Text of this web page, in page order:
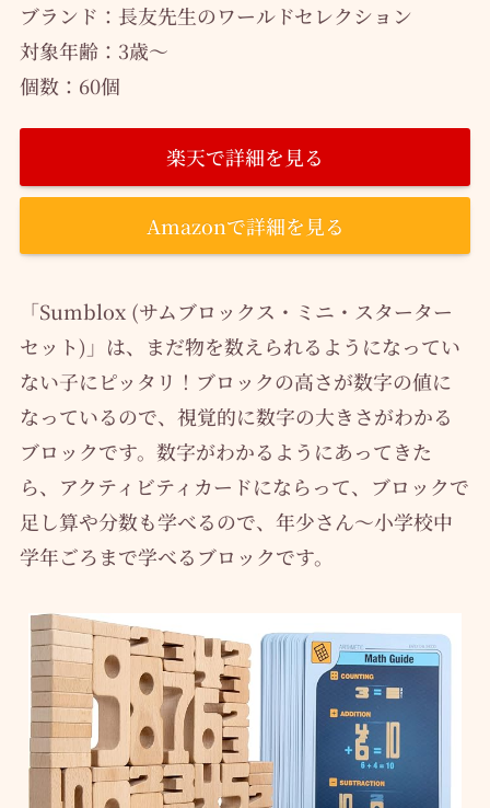
ブランド：長友先生のワールドセレクション
対象年齢：‎3歳～
個数：60個
楽天で詳細を見る
Amazonで詳細を見る
「Sumblox (サムブロックス・ミニ・スターター
セット)」は、まだ物を数えられるようになってい
ない子にピッタリ！ブロックの高さが数字の値に
なっているので、視覚的に数字の大きさがわかる
ブロックです。数字がわかるようにあってきた
ら、アクティビティカードにならって、ブロックで
足し算や分数も学べるので、年少さん〜小学校中
学年ごろまで学べるブロックです。